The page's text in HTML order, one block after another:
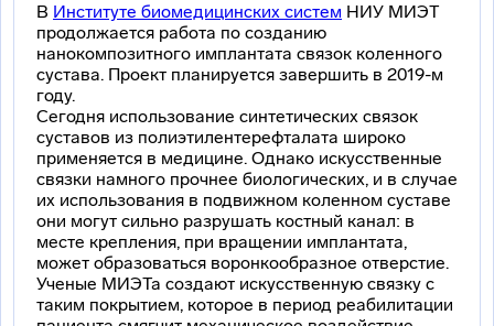
В Институте биомедицинских систем НИУ МИЭТ
продолжается работа по созданию
нанокомпозитного имплантата связок коленного
сустава. Проект планируется завершить в 2019-м
году.
Сегодня использование синтетических связок
суставов из полиэтилентерефталата широко
применяется в медицине. Однако искусственные
связки намного прочнее биологических, и в случае
их использования в подвижном коленном суставе
они могут сильно разрушать костный канал: в
месте крепления, при вращении имплантата,
может образоваться воронкообразное отверстие.
Ученые МИЭТа создают искусственную связку с
таким покрытием, которое в период реабилитации